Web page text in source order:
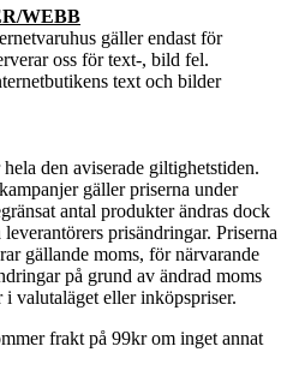
WEBB
gäller endast för
oss för text-, bild fel.
text och bilder
den aviserade giltighetstiden.
gäller priserna under
antal produkter ändras dock
prisändringar. Priserna
gällande moms, för närvarande
på grund av ändrad moms
valutaläget eller inköpspriser.
frakt på 99kr om inget annat